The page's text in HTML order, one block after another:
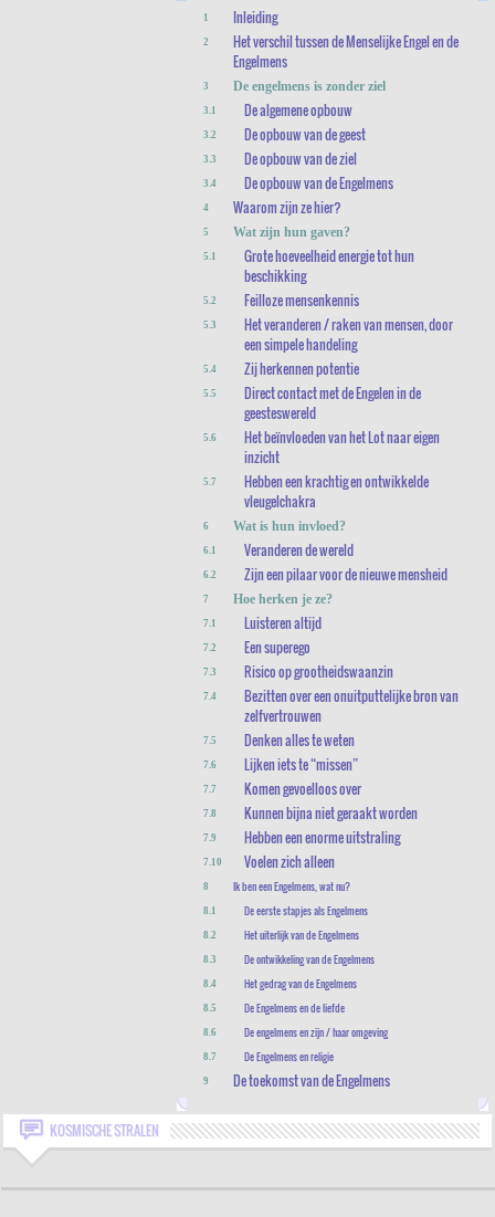
1 Inleiding
2
Het verschil tussen de Menselijke Engel en de
Engelmens
3 De engelmens is zonder ziel
3.1 De algemene opbouw
3.2 De opbouw van de geest
3.3 De opbouw van de ziel
3.4 De opbouw van de Engelmens
4 Waarom zijn ze hier?
5 Wat zijn hun gaven?
5.1
Grote hoeveelheid energie tot hun
beschikking
5.2 Feilloze mensenkennis
5.3
Het veranderen / raken van mensen, door
een simpele handeling
5.4 Zij herkennen potentie
5.5
Direct contact met de Engelen in de
geesteswereld
5.6
Het beïnvloeden van het Lot naar eigen
inzicht
5.7
Hebben een krachtig en ontwikkelde
vleugelchakra
6 Wat is hun invloed?
6.1 Veranderen de wereld
6.2 Zijn een pilaar voor de nieuwe mensheid
7 Hoe herken je ze?
7.1 Luisteren altijd
7.2 Een superego
7.3 Risico op grootheidswaanzin
7.4
Bezitten over een onuitputtelijke bron van
zelfvertrouwen
7.5 Denken alles te weten
7.6 Lijken iets te “missen”
7.7 Komen gevoelloos over
7.8 Kunnen bijna niet geraakt worden
7.9 Hebben een enorme uitstraling
7.10 Voelen zich alleen
8 Ik ben een Engelmens, wat nu?
8.1 De eerste stapjes als Engelmens
8.2 Het uiterlijk van de Engelmens
8.3 De ontwikkeling van de Engelmens
8.4 Het gedrag van de Engelmens
8.5 De Engelmens en de liefde
8.6 De engelmens en zijn / haar omgeving
8.7 De Engelmens en religie
9 De toekomst van de Engelmens
KOSMISCHE STRALEN